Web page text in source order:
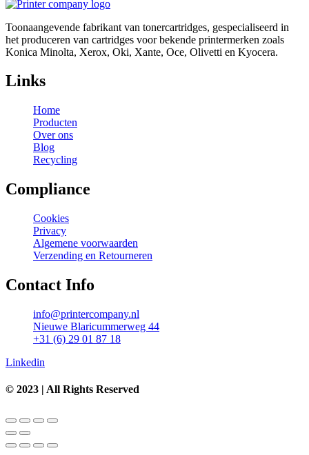
Toonaangevende fabrikant van tonercartridges, gespecialiseerd in
het produceren van cartridges voor bekende printermerken zoals
Konica Minolta, Xerox, Oki, Xante, Oce, Olivetti en Kyocera.
Links
Home
Producten
Over ons
Blog
Recycling
Compliance
Cookies
Privacy
Algemene voorwaarden
Verzending en Retourneren
Contact Info
info@printercompany.nl
Nieuwe Blaricummerweg 44
+31 (6) 29 01 87 18
Linkedin
© 2023 | All Rights Reserved